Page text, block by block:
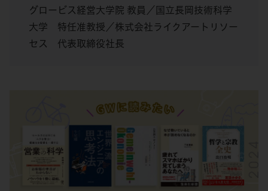
グロービス経営大学院 教員／国立長岡技術科学
大学 特任准教授／株式会社ライクアートリソー
セス 代表取締役社長